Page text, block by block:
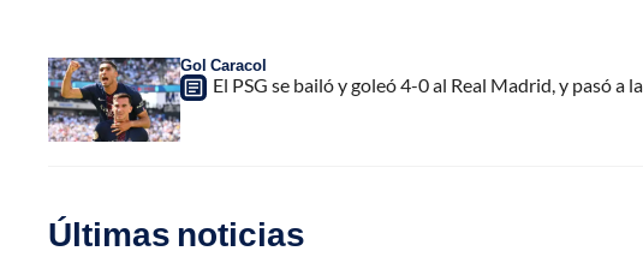
Gol Caracol
El PSG se bailó y goleó 4-0 al Real Madrid, y pasó a
Últimas noticias